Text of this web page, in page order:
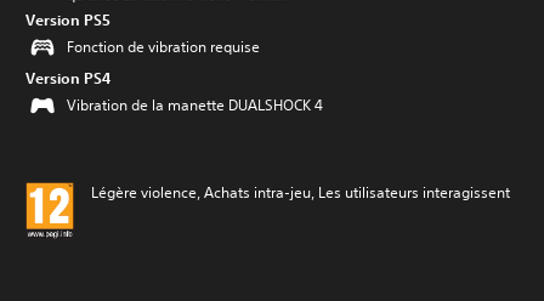
Version PS5
Fonction de vibration requise
Version PS4
Vibration de la manette DUALSHOCK 4
Légère violence, Achats intra-jeu, Les utilisateurs interagissent